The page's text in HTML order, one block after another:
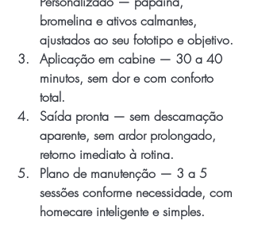
bromelina e ativos calmantes,
ajustados ao seu fototipo e objetivo.
Aplicação em cabine — 30 a 40
minutos, sem dor e com conforto
total.
Saída pronta — sem descamação
aparente, sem ardor prolongado,
retorno imediato à rotina.
Plano de manutenção — 3 a 5
sessões conforme necessidade, com
homecare inteligente e simples.